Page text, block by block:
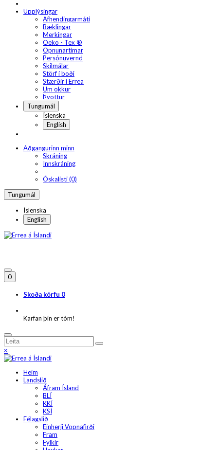
Upplýsingar
Afhendingarmáti
Bæklingar
Merkingar
Oeko - Tex ®
Opnunartímar
Persónuvernd
Skilmálar
Störf í boði
Stærðir í Errea
Um okkur
Þvottur
Tungumál
Íslenska
English
Aðgangurinn minn
Skráning
Innskráning
Óskalisti (0)
Tungumál
Íslenska
English
0
Skoða körfu 0
Karfan þín er tóm!
×
Heim
Landslið
Áfram Ísland
BLÍ
KKÍ
KSÍ
Félagslið
Einherji Vopnafirði
Fram
Fylkir